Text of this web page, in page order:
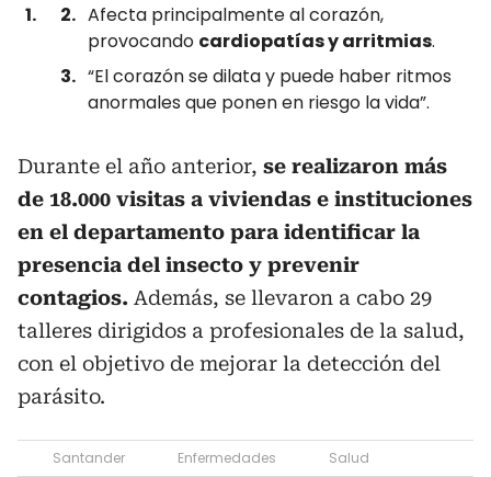
Afecta principalmente al corazón,
provocando cardiopatías y arritmias.
“El corazón se dilata y puede haber ritmos
anormales que ponen en riesgo la vida”.
Durante el año anterior, se realizaron más
de 18.000 visitas a viviendas e instituciones
en el departamento para identificar la
presencia del insecto y prevenir
contagios. Además, se llevaron a cabo 29
talleres dirigidos a profesionales de la salud,
con el objetivo de mejorar la detección del
parásito.
Santander Enfermedades Salud